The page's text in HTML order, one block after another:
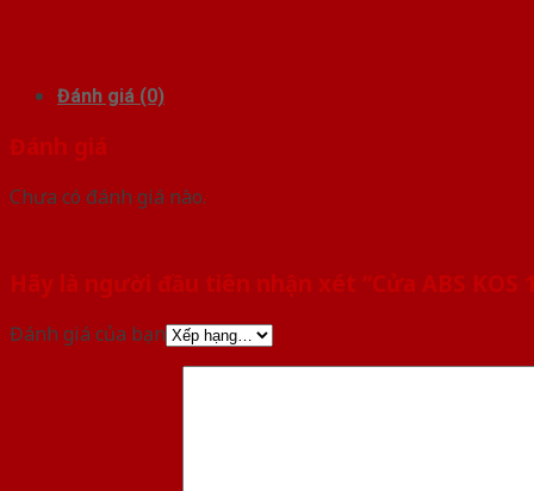
Đánh giá (0)
Đánh giá
Chưa có đánh giá nào.
Hãy là người đầu tiên nhận xét “Cửa ABS KOS
Đánh giá của bạn